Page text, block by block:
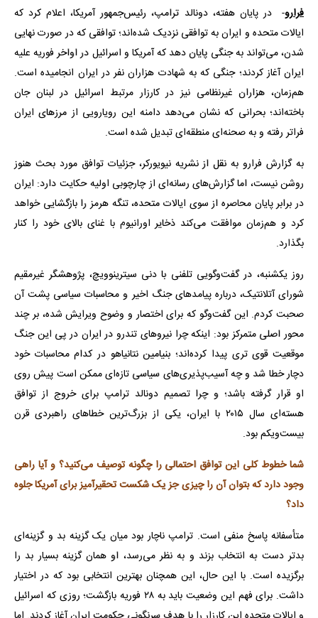
فرارو- در پایان هفته، دونالد ترامپ، رئیس‌جمهور آمریکا، اعلام کرد که
ایالات متحده و ایران به توافقی نزدیک شده‌اند؛ توافقی که در صورت نهایی
شدن، می‌تواند به جنگی پایان دهد که آمریکا و اسرائیل در اواخر فوریه علیه
ایران آغاز کردند؛ جنگی که به شهادت هزاران نفر در ایران انجامیده است.
هم‌زمان، هزاران غیرنظامی نیز در کارزار مرتبط اسرائیل در لبنان جان
باخته‌اند؛ بحرانی که نشان می‌دهد دامنه این رویارویی از مرزهای ایران
فراتر رفته و به صحنه‌ای منطقه‌ای تبدیل شده است.
به گزارش فرارو به نقل از نشریه نیویورکر، جزئیات توافق مورد بحث هنوز
روشن نیست، اما گزارش‌های رسانه‌ای از چارچوبی اولیه حکایت دارد: ایران
در برابر پایان محاصره از سوی ایالات متحده، تنگه هرمز را بازگشایی خواهد
کرد و هم‌زمان موافقت می‌کند ذخایر اورانیوم با غنای بالای خود را کنار
بگذارد.
روز یکشنبه، در گفت‌وگویی تلفنی با دنی سیترینوویچ، پژوهشگر غیرمقیم
شورای آتلانتیک، درباره پیامدهای جنگ اخیر و محاسبات سیاسی پشت آن
صحبت کردم. این گفت‌وگو که برای اختصار و وضوح ویرایش شده، بر چند
محور اصلی متمرکز بود: اینکه چرا نیروهای تندرو در ایران در پی این جنگ
موقعیت قوی تری پیدا کرده‌اند؛ بنیامین نتانیاهو در کدام محاسبات خود
دچار خطا شد و چه آسیب‌پذیری‌های سیاسی تازه‌ای ممکن است پیش روی
او قرار گرفته باشد؛ و چرا تصمیم دونالد ترامپ برای خروج از توافق
هسته‌ای سال ۲۰۱۵ با ایران، یکی از بزرگ‌ترین خطاهای راهبردی قرن
بیست‌ویکم بود.
شما خطوط کلی این توافق احتمالی را چگونه توصیف می‌کنید؟ و آیا راهی
وجود دارد که بتوان آن را چیزی جز یک شکست تحقیرآمیز برای آمریکا جلوه
داد؟
متأسفانه پاسخ منفی است. ترامپ ناچار بود میان یک گزینه بد و گزینه‌ای
بدتر دست به انتخاب بزند و به نظر می‌رسد، او همان گزینه بسیار بد را
برگزیده است. با این حال، این همچنان بهترین انتخابی بود که در اختیار
داشت. برای فهم این وضعیت باید به ۲۸ فوریه بازگشت؛ روزی که اسرائیل